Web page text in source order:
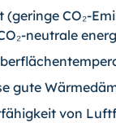
CO₂-
neutrale
gute
von